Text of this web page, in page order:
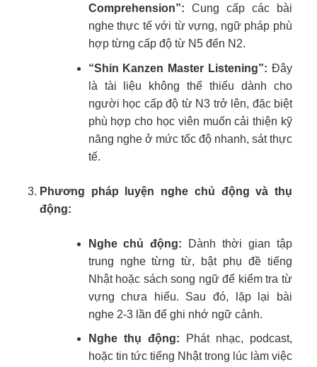
Comprehension”: Cung cấp các bài
nghe thực tế với từ vựng, ngữ pháp phù
hợp từng cấp độ từ N5 đến N2.
“Shin Kanzen Master Listening”: Đây
là tài liệu không thể thiếu dành cho
người học cấp độ từ N3 trở lên, đặc biệt
phù hợp cho học viên muốn cải thiện kỹ
năng nghe ở mức tốc độ nhanh, sát thực
tế.
Phương pháp luyện nghe chủ động và thụ
động:
Nghe chủ động: Dành thời gian tập
trung nghe từng từ, bật phụ đề tiếng
Nhật hoặc sách song ngữ để kiểm tra từ
vựng chưa hiểu. Sau đó, lặp lại bài
nghe 2-3 lần để ghi nhớ ngữ cảnh.
Nghe thụ động: Phát nhạc, podcast,
hoặc tin tức tiếng Nhật trong lúc làm việc